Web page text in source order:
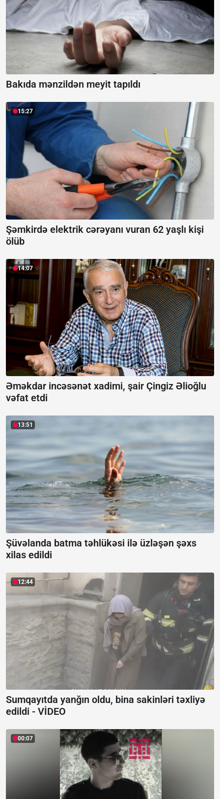
Bakıda mənzildən meyit tapıldı
15:27
Şəmkirdə elektrik cərəyanı vuran 62 yaşlı kişi
ölüb
14:07
Əməkdar incəsənət xadimi, şair Çingiz Əlioğlu
vəfat etdi
13:51
Şüvəlanda batma təhlükəsi ilə üzləşən şəxs
xilas edildi
12:44
Sumqayıtda yanğın oldu, bina sakinləri təxliyə
edildi - VİDEO
00:07